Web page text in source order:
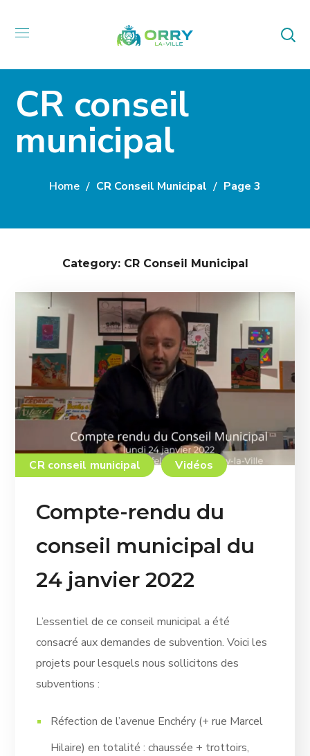
CR conseil
municipal
Home CR Conseil Municipal Page 3
Category: CR Conseil Municipal
CR conseil municipal Vidéos
Compte-rendu du
conseil municipal du
24 janvier 2022
L’essentiel de ce conseil municipal a été
consacré aux demandes de subvention. Voici les
projets pour lesquels nous sollicitons des
subventions :
Réfection de l’avenue Enchéry (+ rue Marcel
Hilaire) en totalité : chaussée + trottoirs,